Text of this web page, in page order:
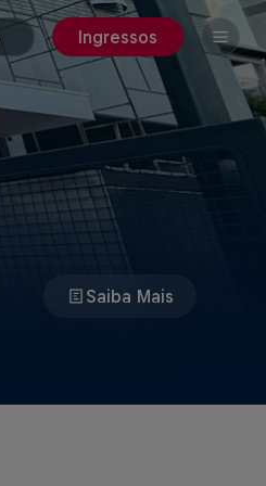
Ingressos
Saiba Mais